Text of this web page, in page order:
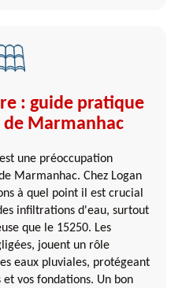
: guide pratique
Marmanhac
une préoccupation
Marmanhac. Chez Logan
à quel point il est crucial
infiltrations d'eau, surtout
que le 15250. Les
jouent un rôle
eaux pluviales, protégeant
vos fondations. Un bon